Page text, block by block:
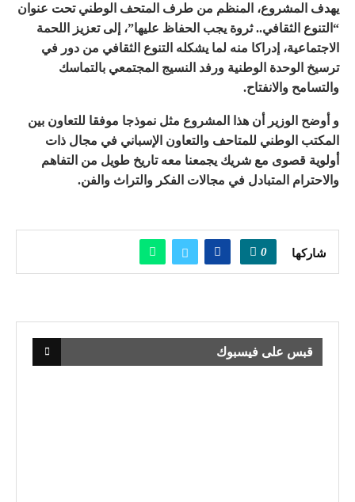
يهدف المشروع، المنظم من طرف المتحف الوطني تحت عنوان
“التنوع الثقافي.. ثروة يجب الحفاظ عليها”، إلى تعزيز اللحمة
الاجتماعية، إدراكا منه لما يشكله التنوع الثقافي من دور في
ترسيخ الوحدة الوطنية ورفد النسيج المجتمعي بالتماسك
والتسامح والانفتاح.
و أوضح الوزير أن هذا المشروع مثل نموذجا موفقا للتعاون بين
المكتب الوطني للمتاحف والتعاون الإسباني في مجال ذات
أولوية قصوى مع شريك يجمعنا معه تاريخ طويل من التفاهم
والاحترام المتبادل في مجالات الفكر والتراث والفن.
شاركها 0
قبس على فيسبوك